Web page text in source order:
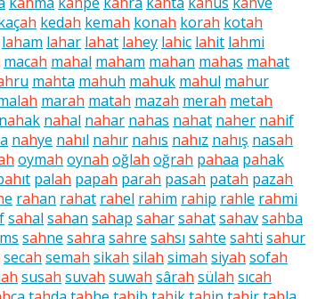
ah kedah kemah konah korah kotah
laham lahar lahat lahey lahic lahit lahmi
macah mahal maham mahan mahas mahat
ru mahta mahuh mahuk mahul mahur
ah marah matah mazah merah metah
nahak nahal nahar nahas nahat naher nahif
nahye nahıl nahır nahıs nahız nahış nasah
oymah oynah oğlah oğrah pahaa pahak
ahıt palah papah parah pasah patah pazah
e rahan rahat rahel rahim rahip rahle rahmi
sahal sahan sahap saharsahatsahavsahba
ms sahne sahra sahre sahsı sahte sahti sahur
secah semah sikah silah simah siyah sofah
ah susah suvah suwah sârah sülah sıcah